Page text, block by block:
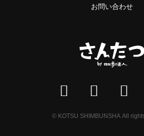
お問い合わせ
© KOTSU SHIMBUNSHA All